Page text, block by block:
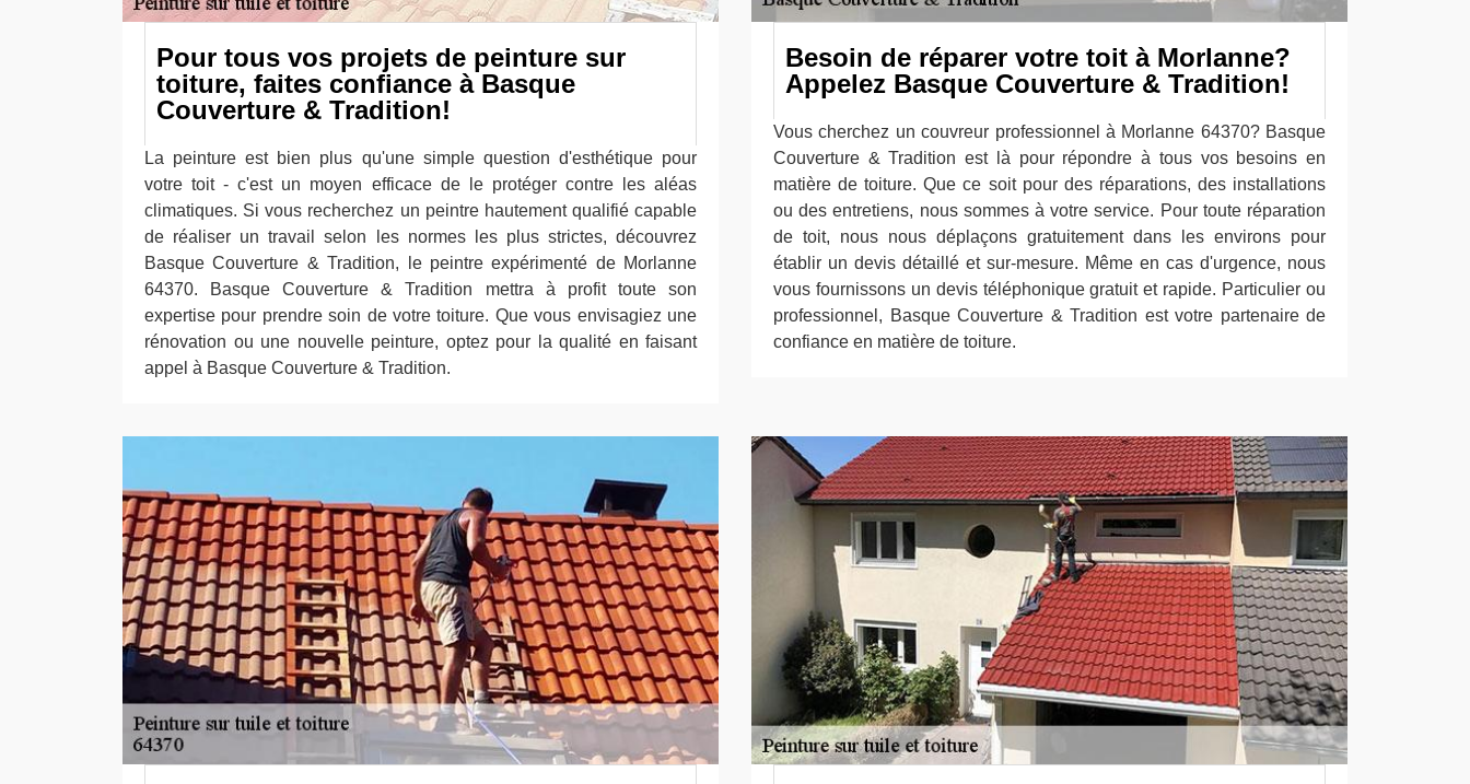
Pour tous vos projets de peinture sur
toiture, faites confiance à Basque
Couverture & Tradition!
La peinture est bien plus qu'une simple question d'esthétique pour
votre toit - c'est un moyen efficace de le protéger contre les aléas
climatiques. Si vous recherchez un peintre hautement qualifié capable
de réaliser un travail selon les normes les plus strictes, découvrez
Basque Couverture & Tradition, le peintre expérimenté de Morlanne
64370. Basque Couverture & Tradition mettra à profit toute son
expertise pour prendre soin de votre toiture. Que vous envisagiez une
rénovation ou une nouvelle peinture, optez pour la qualité en faisant
appel à Basque Couverture & Tradition.
Besoin de réparer votre toit à Morlanne?
Appelez Basque Couverture & Tradition!
Vous cherchez un couvreur professionnel à Morlanne 64370? Basque
Couverture & Tradition est là pour répondre à tous vos besoins en
matière de toiture. Que ce soit pour des réparations, des installations
ou des entretiens, nous sommes à votre service. Pour toute réparation
de toit, nous nous déplaçons gratuitement dans les environs pour
établir un devis détaillé et sur-mesure. Même en cas d'urgence, nous
vous fournissons un devis téléphonique gratuit et rapide. Particulier ou
professionnel, Basque Couverture & Tradition est votre partenaire de
confiance en matière de toiture.